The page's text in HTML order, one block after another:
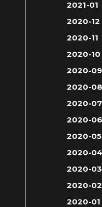
2021-01
2020-12
2020-11
2020-10
2020-09
2020-08
2020-07
2020-06
2020-05
2020-04
2020-03
2020-02
2020-01